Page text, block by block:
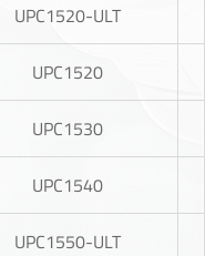
UPC1520-ULT
UPC1520
UPC1530
UPC1540
UPC1550-ULT